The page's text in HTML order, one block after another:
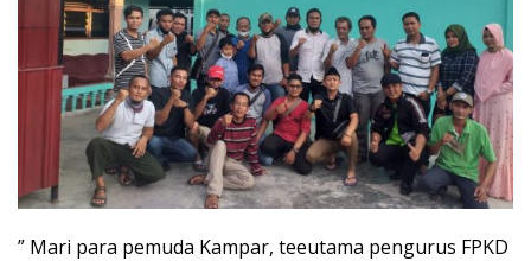
” Mari para pemuda Kampar, teeutama pengurus FPKD